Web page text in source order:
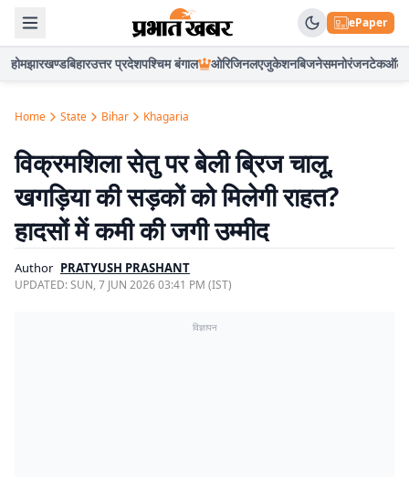
ePaper
होमझारखण्डबिहारउत्तर प्रदेशपश्चिम बंगाल ओरिजिनलएजुकेशनबिजनेसमनोरंजनटेकऑटो
Home State Bihar Khagaria
विक्रमशिला सेतु पर बेली ब्रिज चालू,
खगड़िया की सड़कों को मिलेगी राहत?
हादसों में कमी की जगी उम्मीद
Author PRATYUSH PRASHANT
UPDATED:SUN, 7 JUN 2026 03:41 PM (IST)
विज्ञापन